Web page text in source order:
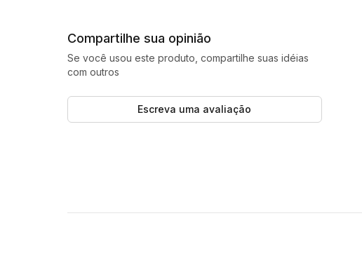
Compartilhe sua opinião
Se você usou este produto, compartilhe suas idéias
com outros
Escreva uma avaliação